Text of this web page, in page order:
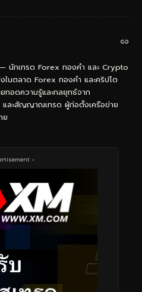
นักเทรด Forex ทองคำ และ Crypto
ในตลาด Forex ทองคำ และคริปโต
อดความรู้และกลยุทธ์จาก
ละสัญญาณเทรด ผู้ก่อตั้งเครือข่าย
ย
-